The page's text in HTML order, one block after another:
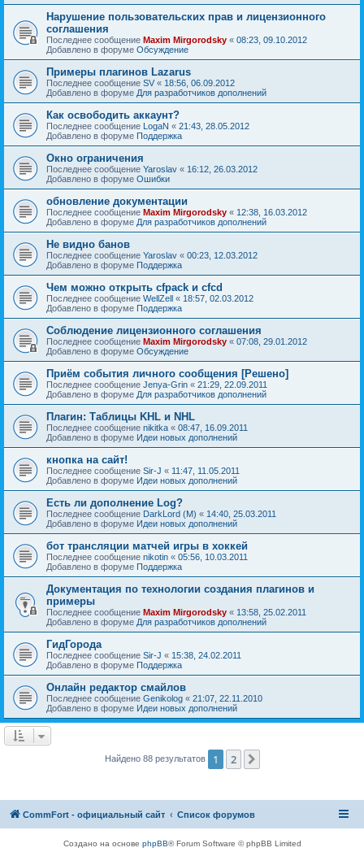
Нарушение пользовательских прав и лицензионного
соглашения
Последнее сообщение Maxim Mirgorodsky « 08:23, 09.10.2012
Добавлено в форуме Обсуждение
Примеры плагинов Lazarus
Последнее сообщение SV « 18:56, 06.09.2012
Добавлено в форуме Для разработчиков дополнений
Как освободить аккаунт?
Последнее сообщение LogaN « 21:43, 28.05.2012
Добавлено в форуме Поддержка
Окно ограничения
Последнее сообщение Yaroslav « 16:12, 26.03.2012
Добавлено в форуме Ошибки
обновление документации
Последнее сообщение Maxim Mirgorodsky « 12:38, 16.03.2012
Добавлено в форуме Для разработчиков дополнений
Не видно банов
Последнее сообщение Yaroslav « 00:23, 12.03.2012
Добавлено в форуме Поддержка
Чем можно открыть cfpack и cfcd
Последнее сообщение WellZell « 18:57, 02.03.2012
Добавлено в форуме Поддержка
Соблюдение лицензионного соглашения
Последнее сообщение Maxim Mirgorodsky « 07:08, 29.01.2012
Добавлено в форуме Обсуждение
Приём события личного сообщения [Решено]
Последнее сообщение Jenya-Grin « 21:29, 22.09.2011
Добавлено в форуме Для разработчиков дополнений
Плагин: Таблицы KHL и NHL
Последнее сообщение nikitka « 08:47, 16.09.2011
Добавлено в форуме Идеи новых дополнений
кнопка на сайт!
Последнее сообщение Sir-J « 11:47, 11.05.2011
Добавлено в форуме Идеи новых дополнений
Есть ли дополнение Log?
Последнее сообщение DarkLord (M) « 14:40, 25.03.2011
Добавлено в форуме Идеи новых дополнений
бот трансляции матчей игры в хоккей
Последнее сообщение nikotin « 05:56, 10.03.2011
Добавлено в форуме Поддержка
Документация по технологии создания плагинов и
примеры
Последнее сообщение Maxim Mirgorodsky « 13:58, 25.02.2011
Добавлено в форуме Для разработчиков дополнений
ГидГорода
Последнее сообщение Sir-J « 15:38, 24.02.2011
Добавлено в форуме Поддержка
Онлайн редактор смайлов
Последнее сообщение Genikolog « 21:07, 22.11.2010
Добавлено в форуме Идеи новых дополнений
Найдено 88 результатов 1 2
CommFort - официальный сайт Список форумов
Создано на основе phpBB® Forum Software © phpBB Limited